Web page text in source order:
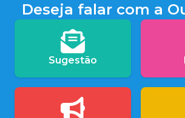
Deseja falar com a
Sugestão